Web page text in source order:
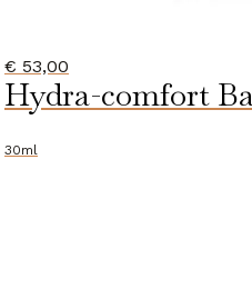
€ 53,00
Hydra-comfort
30ml